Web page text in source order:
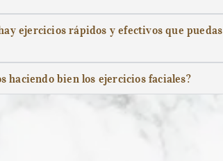
ejercicios rápidos y efectivos que puedas
haciendo bien los ejercicios faciales?